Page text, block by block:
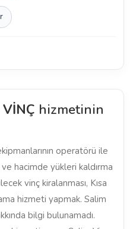
hizmetinin
operatörü ile
hacimde yükleri kaldırma
vinç kiralanması, Kısa
hizmeti yapmak. Salim
bilgi bulunamadı.